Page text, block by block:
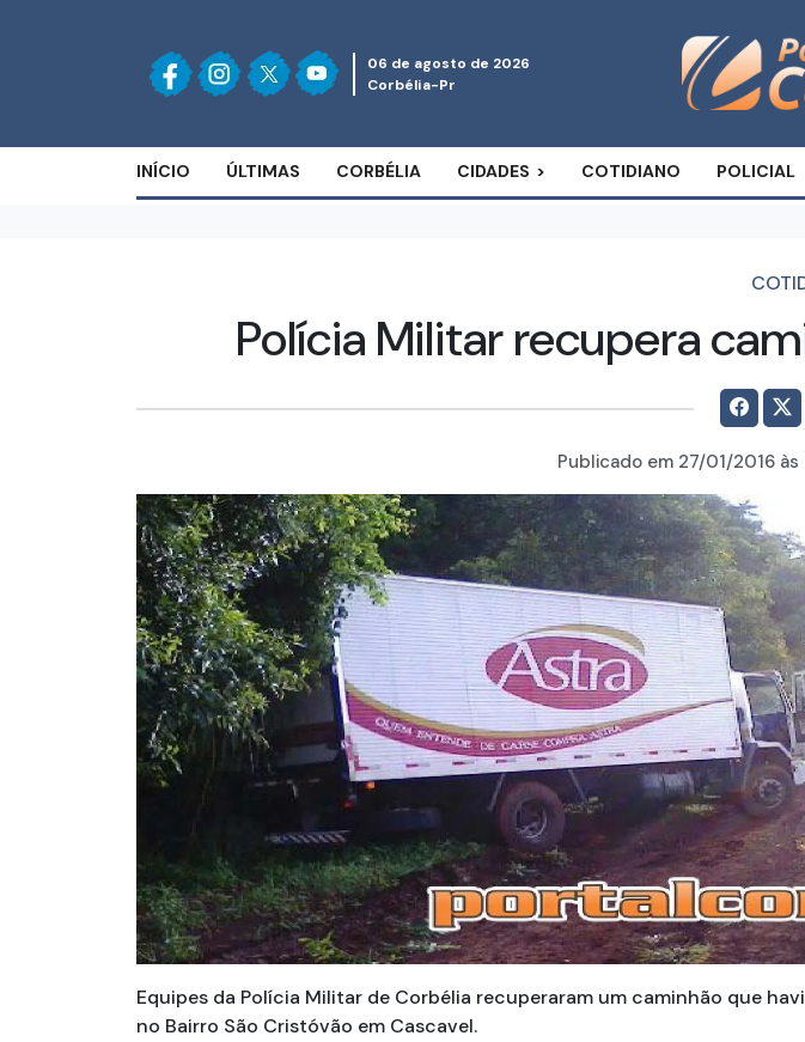
06 de agosto de 2026
Corbélia-Pr
INÍCIO ÚLTIMAS CORBÉLIA CIDADES COTIDIANO POLICIAL
Polícia Militar recupera
Publicado em 27/01/2016às
Equipes da Polícia Militar de Corbélia recuperaram um caminhão que
no Bairro São Cristóvão em Cascavel.